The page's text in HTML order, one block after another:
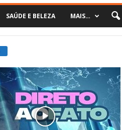
SAÚDE E BELEZA MAIS…